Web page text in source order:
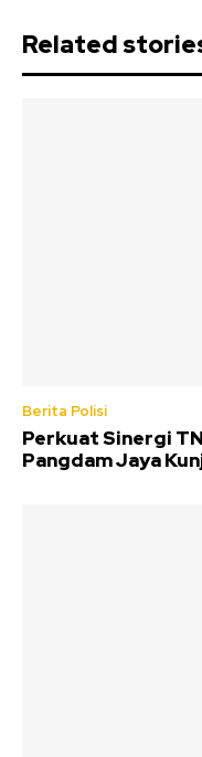
Related
Berita Polisi
Perkuat Sinergi
Pangdam Jaya